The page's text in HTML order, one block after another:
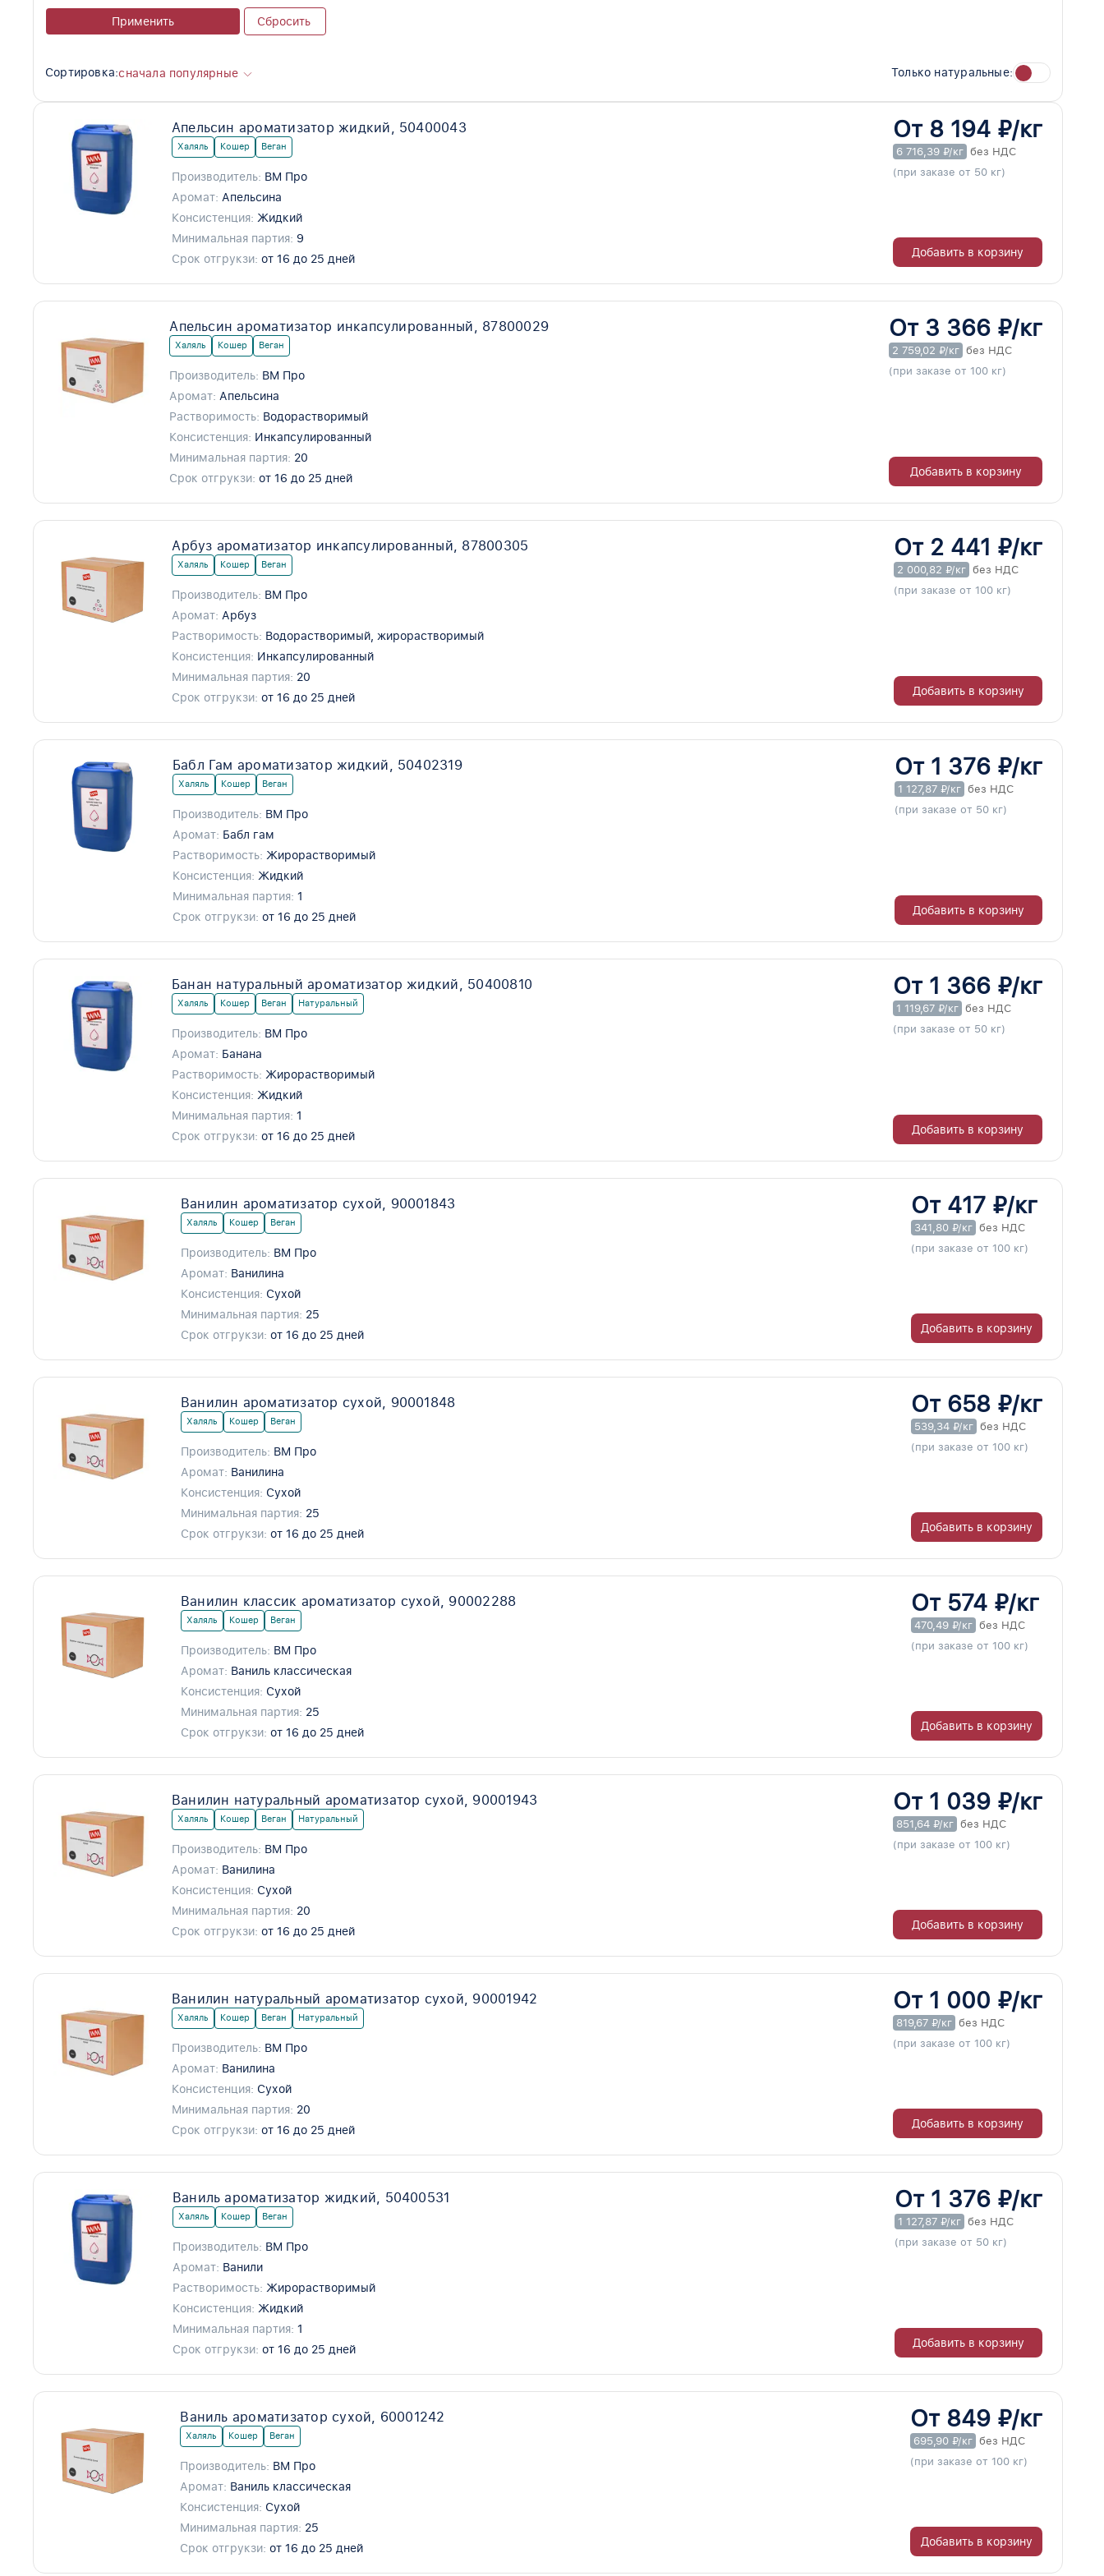
Применить Сбросить
Сортировка:сначала популярные Только натуральные:
Апельсин ароматизатор жидкий, 50400043
Халяль Кошер Веган
Производитель: ВМ Про
Аромат: Апельсина
Консистенция: Жидкий
Минимальная партия: 9
Срок отгрукзи: от 16 до 25 дней
От 8 194 ₽/кг
6 716,39 ₽/кг без НДС
(при заказе от 50 кг)
Добавить в корзину
Апельсин ароматизатор инкапсулированный, 87800029
Халяль Кошер Веган
Производитель: ВМ Про
Аромат: Апельсина
Растворимость: Водорастворимый
Консистенция: Инкапсулированный
Минимальная партия: 20
Срок отгрукзи: от 16 до 25 дней
От 3 366 ₽/кг
2 759,02 ₽/кг без НДС
(при заказе от 100 кг)
Добавить в корзину
Арбуз ароматизатор инкапсулированный, 87800305
Халяль Кошер Веган
Производитель: ВМ Про
Аромат: Арбуз
Растворимость: Водорастворимый, жирорастворимый
Консистенция: Инкапсулированный
Минимальная партия: 20
Срок отгрукзи: от 16 до 25 дней
От 2 441 ₽/кг
2 000,82 ₽/кг без НДС
(при заказе от 100 кг)
Добавить в корзину
Бабл Гам ароматизатор жидкий, 50402319
Халяль Кошер Веган
Производитель: ВМ Про
Аромат: Бабл гам
Растворимость: Жирорастворимый
Консистенция: Жидкий
Минимальная партия: 1
Срок отгрукзи: от 16 до 25 дней
От 1 376 ₽/кг
1 127,87 ₽/кг без НДС
(при заказе от 50 кг)
Добавить в корзину
Банан натуральный ароматизатор жидкий, 50400810
Халяль Кошер Веган Натуральный
Производитель: ВМ Про
Аромат: Банана
Растворимость: Жирорастворимый
Консистенция: Жидкий
Минимальная партия: 1
Срок отгрукзи: от 16 до 25 дней
От 1 366 ₽/кг
1 119,67 ₽/кг без НДС
(при заказе от 50 кг)
Добавить в корзину
Ванилин ароматизатор сухой, 90001843
Халяль Кошер Веган
Производитель: ВМ Про
Аромат: Ванилина
Консистенция: Сухой
Минимальная партия: 25
Срок отгрукзи: от 16 до 25 дней
От 417 ₽/кг
341,80 ₽/кг без НДС
(при заказе от 100 кг)
Добавить в корзину
Ванилин ароматизатор сухой, 90001848
Халяль Кошер Веган
Производитель: ВМ Про
Аромат: Ванилина
Консистенция: Сухой
Минимальная партия: 25
Срок отгрукзи: от 16 до 25 дней
От 658 ₽/кг
539,34 ₽/кг без НДС
(при заказе от 100 кг)
Добавить в корзину
Ванилин классик ароматизатор сухой, 90002288
Халяль Кошер Веган
Производитель: ВМ Про
Аромат: Ваниль классическая
Консистенция: Сухой
Минимальная партия: 25
Срок отгрукзи: от 16 до 25 дней
От 574 ₽/кг
470,49 ₽/кг без НДС
(при заказе от 100 кг)
Добавить в корзину
Ванилин натуральный ароматизатор сухой, 90001943
Халяль Кошер Веган Натуральный
Производитель: ВМ Про
Аромат: Ванилина
Консистенция: Сухой
Минимальная партия: 20
Срок отгрукзи: от 16 до 25 дней
От 1 039 ₽/кг
851,64 ₽/кг без НДС
(при заказе от 100 кг)
Добавить в корзину
Ванилин натуральный ароматизатор сухой, 90001942
Халяль Кошер Веган Натуральный
Производитель: ВМ Про
Аромат: Ванилина
Консистенция: Сухой
Минимальная партия: 20
Срок отгрукзи: от 16 до 25 дней
От 1 000 ₽/кг
819,67 ₽/кг без НДС
(при заказе от 100 кг)
Добавить в корзину
Ваниль ароматизатор жидкий, 50400531
Халяль Кошер Веган
Производитель: ВМ Про
Аромат: Ванили
Растворимость: Жирорастворимый
Консистенция: Жидкий
Минимальная партия: 1
Срок отгрукзи: от 16 до 25 дней
От 1 376 ₽/кг
1 127,87 ₽/кг без НДС
(при заказе от 50 кг)
Добавить в корзину
Ваниль ароматизатор сухой, 60001242
Халяль Кошер Веган
Производитель: ВМ Про
Аромат: Ваниль классическая
Консистенция: Сухой
Минимальная партия: 25
Срок отгрукзи: от 16 до 25 дней
От 849 ₽/кг
695,90 ₽/кг без НДС
(при заказе от 100 кг)
Добавить в корзину